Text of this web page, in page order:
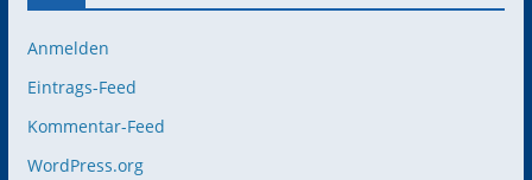
Anmelden
Eintrags-Feed
Kommentar-Feed
WordPress.org